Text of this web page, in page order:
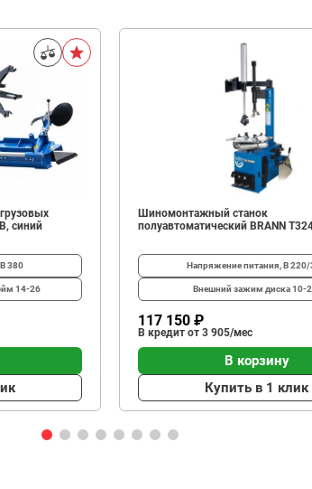
синий
380
14-26
Шиномонтажный станок
полуавтоматический BRANN
Напряжение питания, В220/
Внешний зажим диска10-
117 150 ₽
В кредит от 3 905/мес
В корзину
Купить в 1 клик